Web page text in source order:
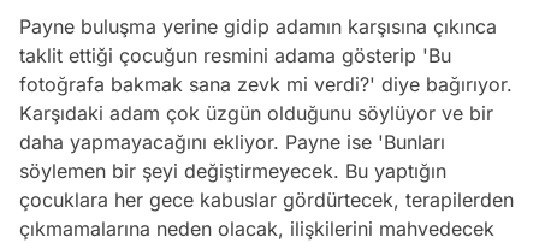
Payne buluşma yerine gidip adamın karşısına çıkınca
taklit ettiği çocuğun resmini adama gösterip 'Bu
fotoğrafa bakmak sana zevk mi verdi?' diye bağırıyor.
Karşıdaki adam çok üzgün olduğunu söylüyor ve bir
daha yapmayacağını ekliyor. Payne ise 'Bunları
söylemen bir şeyi değiştirmeyecek. Bu yaptığın
çocuklara her gece kabuslar gördürtecek, terapilerden
çıkmamalarına neden olacak, ilişkilerini mahvedecek